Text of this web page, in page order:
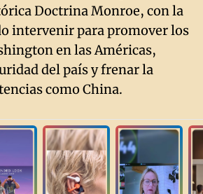
Doctrina Monroe, con la
intervenir para promover los
en las Américas,
del país y frenar la
como China.